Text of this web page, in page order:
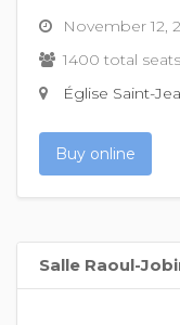
November 12,
1400 total seats
Église Saint-
Buy online
Salle Raoul-